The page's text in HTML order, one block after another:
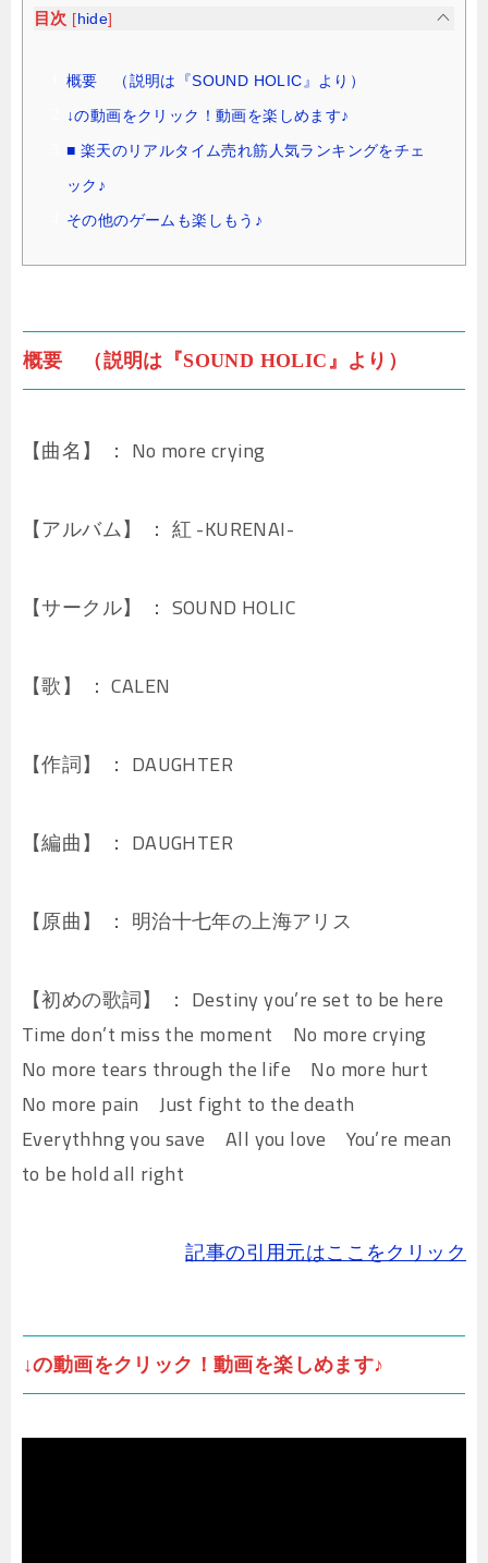
目次 [ hide]
概要 （説明は『SOUND HOLIC』より）
↓の動画をクリック！動画を楽しめます♪
■ 楽天のリアルタイム売れ筋人気ランキングをチェ
ック♪
その他のゲームも楽しもう♪
概要 （説明は『SOUND HOLIC』より）
【曲名】 ： No more crying
【アルバム】 ： 紅 -KURENAI-
【サークル】 ： SOUND HOLIC
【歌】 ： CALEN
【作詞】 ： DAUGHTER
【編曲】 ： DAUGHTER
【原曲】 ： 明治十七年の上海アリス
【初めの歌詞】 ： Destiny you’re set to be here
Time don’t miss the moment No more crying
No more tears through the life No more hurt
No more pain Just fight to the death
Everythhng you save All you love You’re mean
to be hold all right
記事の引用元はここをクリック
↓の動画をクリック！動画を楽しめます♪